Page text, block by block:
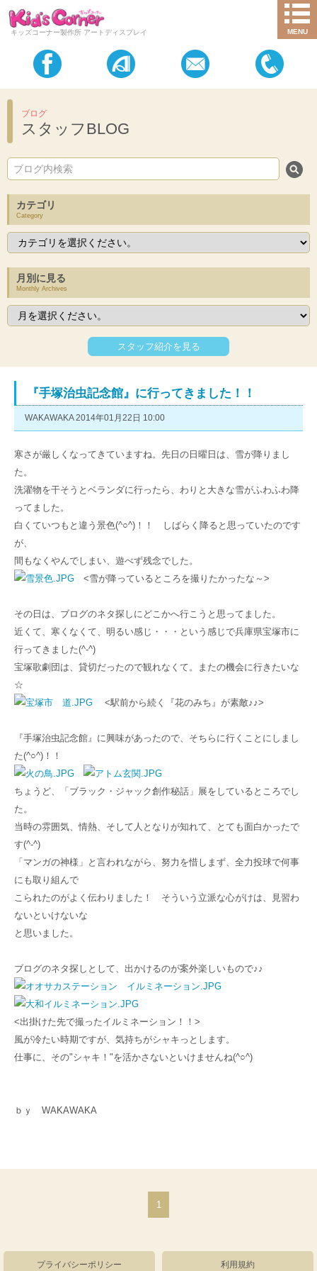
キッズコーナー製作所 アートディスプレイ MENU
ブログ
スタッフBLOG
カテゴリ
Category
月別に見る
Monthly Archives
スタッフ紹介を見る
『手塚治虫記念館』に行ってきました！！
WAKAWAKA 2014年01月22日 10:00
寒さが厳しくなってきていますね。先日の日曜日は、雪が降りまし
た。
洗濯物を干そうとベランダに行ったら、わりと大きな雪がふわふわ降
ってました。
白くていつもと違う景色(^○^)！！ しばらく降ると思っていたのです
が、
間もなくやんでしまい、遊べず残念でした。
<雪が降っているところを撮りたかったな～>
その日は、ブログのネタ探しにどこかへ行こうと思ってました。
近くて、寒くなくて、明るい感じ・・・という感じで兵庫県宝塚市に
行ってきました(^-^)
宝塚歌劇団は、貸切だったので観れなくて。またの機会に行きたいな
☆
<駅前から続く『花のみち』が素敵♪♪>
『手塚治虫記念館』に興味があったので、そちらに行くことにしまし
た(^○^)！！
ちょうど、「ブラック・ジャック創作秘話」展をしているところでし
た。
当時の雰囲気、情熱、そして人となりが知れて、とても面白かったで
す(^-^)
「マンガの神様」と言われながら、努力を惜しまず、全力投球で何事
にも取り組んで
こられたのがよく伝わりました！ そういう立派な心がけは、見習わ
ないといけないな
と思いました。
ブログのネタ探しとして、出かけるのが案外楽しいもので♪♪
<出掛けた先で撮ったイルミネーション！！>
風が冷たい時期ですが、気持ちがシャキっとします。
仕事に、その"シャキ！"を活かさないといけませんね(^○^)
ｂｙ WAKAWAKA
1
プライバシーポリシー 利用規約